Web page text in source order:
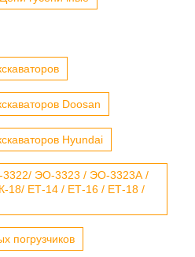
Doosan
Hyundai
3322/ ЭО-3323 / ЭО-3323А /
18/ ЕТ-14 / ЕТ-16 / ЕТ-18 /
погрузчиков